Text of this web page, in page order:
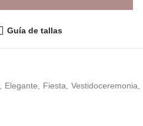
Guía de tallas
Elegante Fiesta Vestidoceremonia